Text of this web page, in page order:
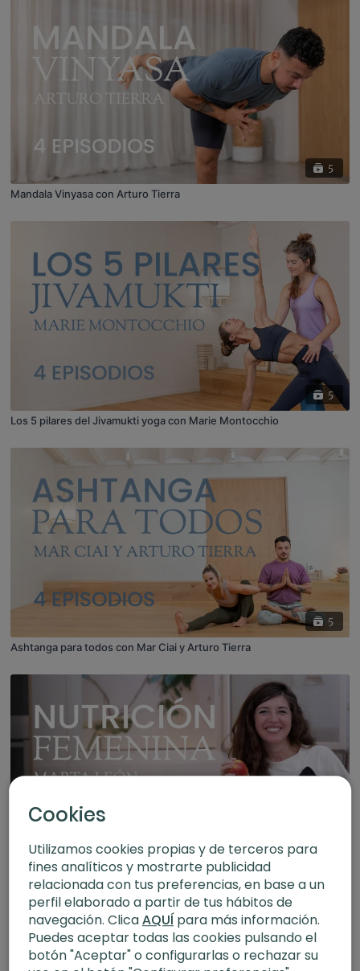
5
Mandala Vinyasa con Arturo Tierra
5
Los 5 pilares del Jivamukti yoga con Marie Montocchio
5
Ashtanga para todos con Mar Ciai y Arturo Tierra
Alimentación para el ciclo de la mujer con Marta León
Cookies
Utilizamos cookies propias y de terceros para
fines analíticos y mostrarte publicidad
relacionada con tus preferencias, en base a un
perfil elaborado a partir de tus hábitos de
navegación. ClicaAQUÍpara más información.
Puedes aceptar todas las cookies pulsando el
botón "Aceptar" o configurarlas o rechazar su